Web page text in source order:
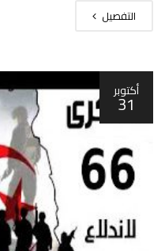
التفصيل
أكتوبر
31